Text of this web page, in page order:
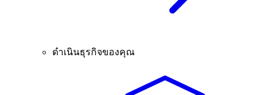
ดำเนินธุรกิจของคุณ